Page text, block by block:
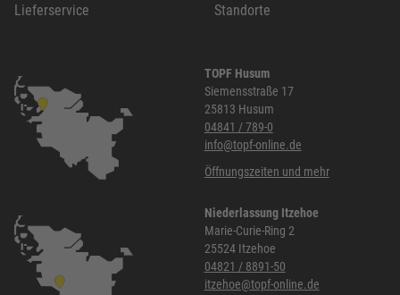
Lieferservice
Standorte
TOPF Husum
Siemensstraße 17
25813 Husum
04841 / 789-0
info@topf-online.de
Öffnungszeiten und mehr
Niederlassung Itzehoe
Marie-Curie-Ring 2
25524 Itzehoe
04821 / 8891-50
itzehoe@topf-online.de